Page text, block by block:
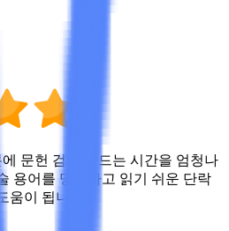
문헌 검토에 드는 시간을 엄청나
용어를 명확하고 읽기 쉬운 단락
움이 됩니다."